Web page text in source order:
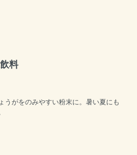
料
うがをのみやすい粉末に。暑い夏にも